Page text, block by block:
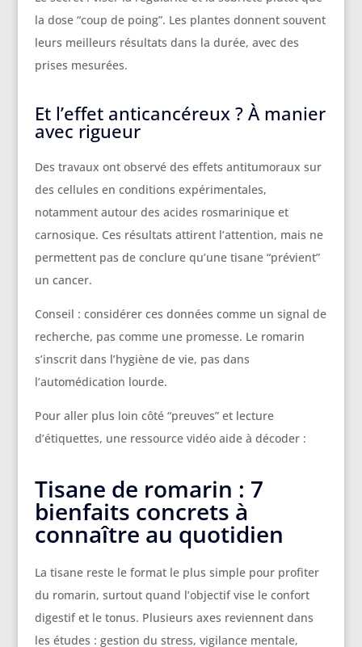
la dose “coup de poing”. Les plantes donnent souvent
leurs meilleurs résultats dans la durée, avec des
prises mesurées.
Et l’effet anticancéreux ? À manier
avec rigueur
Des travaux ont observé des effets antitumoraux sur
des cellules en conditions expérimentales,
notamment autour des acides rosmarinique et
carnosique. Ces résultats attirent l’attention, mais ne
permettent pas de conclure qu’une tisane “prévient”
un cancer.
Conseil : considérer ces données comme un signal de
recherche, pas comme une promesse. Le romarin
s’inscrit dans l’hygiène de vie, pas dans
l’automédication lourde.
Pour aller plus loin côté “preuves” et lecture
d’étiquettes, une ressource vidéo aide à décoder :
Tisane de romarin : 7
bienfaits concrets à
connaître au quotidien
La tisane reste le format le plus simple pour profiter
du romarin, surtout quand l’objectif vise le confort
digestif et le tonus. Plusieurs axes reviennent dans
les études : gestion du stress, vigilance mentale,